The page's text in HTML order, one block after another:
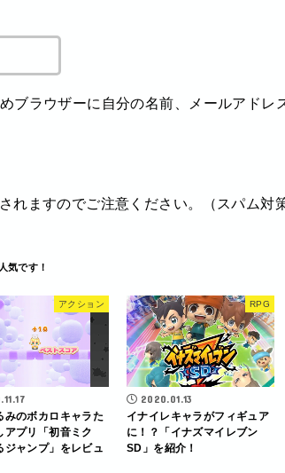
ブラウザーに自分の名前、メールアドレ
れますのでご注意ください。（スパム対策
アクション
みのボカロキャラた
アプリ「初音ミク
ジャンプ」をレビュ
RPG
2020.01.13
イナイレキャラがフィギュア
に！？「イナズマイレブン
SD」を紹介！